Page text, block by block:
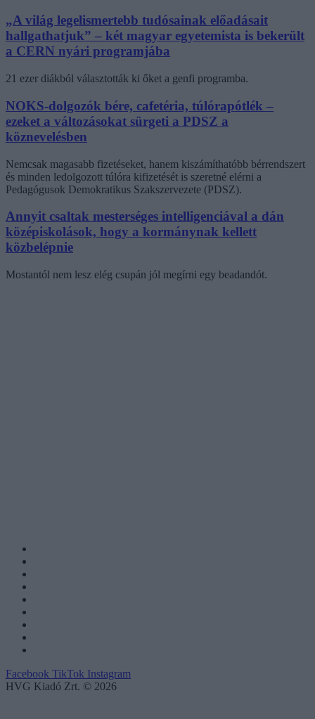
„A világ legelismertebb tudósainak előadásait
hallgathatjuk” – két magyar egyetemista is bekerült
a CERN nyári programjába
21 ezer diákból választották ki őket a genfi programba.
NOKS-dolgozók bére, cafetéria, túlórapótlék –
ezeket a változásokat sürgeti a PDSZ a
köznevelésben
Nemcsak magasabb fizetéseket, hanem kiszámíthatóbb bérrendszert
és minden ledolgozott túlóra kifizetését is szeretné elérni a
Pedagógusok Demokratikus Szakszervezete (PDSZ).
Annyit csaltak mesterséges intelligenciával a dán
középiskolások, hogy a kormánynak kellett
közbelépnie
Mostantól nem lesz elég csupán jól megírni egy beadandót.
Facebook TikTok Instagram
HVG Kiadó Zrt. © 2026